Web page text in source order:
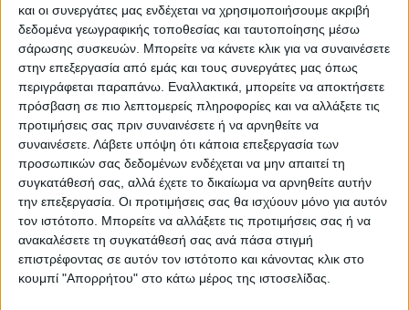
και οι συνεργάτες μας ενδέχεται να χρησιμοποιήσουμε ακριβή
δεδομένα γεωγραφικής τοποθεσίας και ταυτοποίησης μέσω
σάρωσης συσκευών. Μπορείτε να κάνετε κλικ για να συναινέσετε
στην επεξεργασία από εμάς και τους συνεργάτες μας όπως
περιγράφεται παραπάνω. Εναλλακτικά, μπορείτε να αποκτήσετε
πρόσβαση σε πιο λεπτομερείς πληροφορίες και να αλλάξετε τις
προτιμήσεις σας πριν συναινέσετε ή να αρνηθείτε να
συναινέσετε. Λάβετε υπόψη ότι κάποια επεξεργασία των
προσωπικών σας δεδομένων ενδέχεται να μην απαιτεί τη
συγκατάθεσή σας, αλλά έχετε το δικαίωμα να αρνηθείτε αυτήν
την επεξεργασία. Οι προτιμήσεις σας θα ισχύουν μόνο για αυτόν
τον ιστότοπο. Μπορείτε να αλλάξετε τις προτιμήσεις σας ή να
ανακαλέσετε τη συγκατάθεσή σας ανά πάσα στιγμή
επιστρέφοντας σε αυτόν τον ιστότοπο και κάνοντας κλικ στο
κουμπί "Απορρήτου" στο κάτω μέρος της ιστοσελίδας.